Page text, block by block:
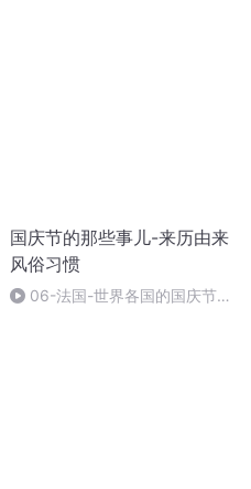
国庆节的那些事儿-来历由来
风俗习惯
06-法国-世界各国的国庆节-